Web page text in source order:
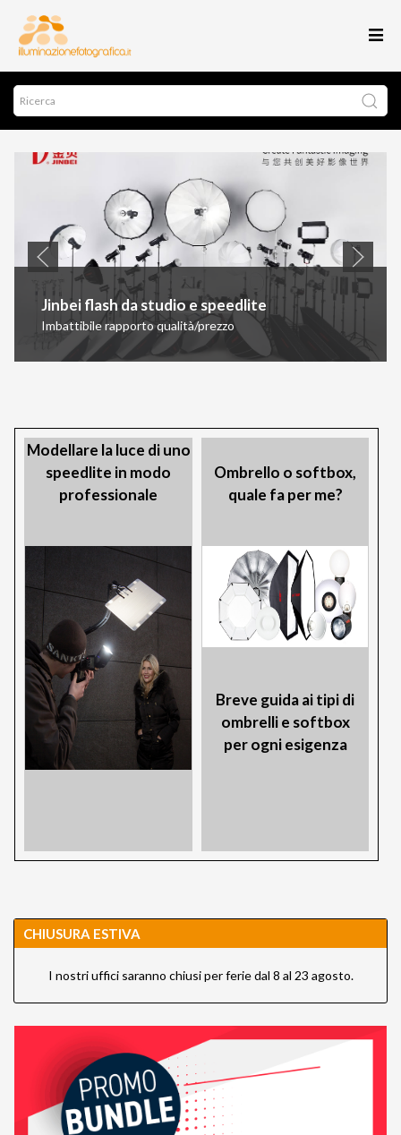
Jinbei flash da studio e speedlite
Imbattibile rapporto qualità/prezzo
Modellare la luce di uno
speedlite in modo
professionale
Ombrello o softbox,
quale fa per me?
Breve guida ai tipi di
ombrelli e softbox
per ogni esigenza
CHIUSURA ESTIVA
I nostri uffici saranno chiusi per ferie dal 8 al 23 agosto.